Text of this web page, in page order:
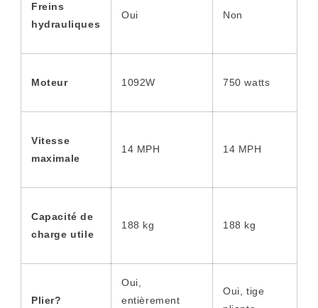
Freins
hydrauliques
Oui Non
Moteur 1092W 750 watts
Vitesse
maximale
14 MPH 14 MPH
Capacité de
charge utile
188 kg 188 kg
Plier?
Oui,
entièrement
Oui, tige